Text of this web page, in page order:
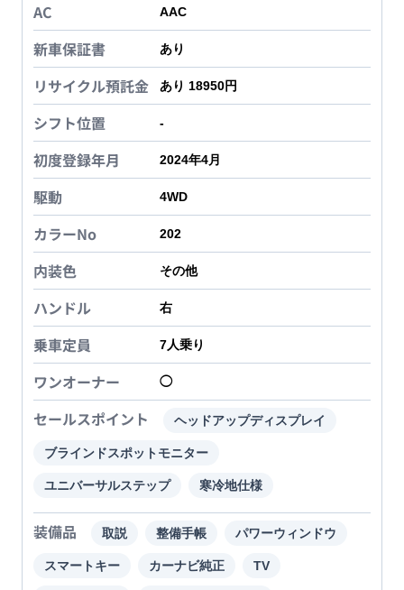
AC AAC
新車保証書 あり
リサイクル預託金 あり 18950円
シフト位置 -
初度登録年月 2024年4月
駆動 4WD
カラーNo 202
内装色 その他
ハンドル 右
乗車定員 7人乗り
ワンオーナー ◯
セールスポイント ヘッドアップディスプレイ
ブラインドスポットモニター
ユニバーサルステップ 寒冷地仕様
装備品 取説 整備手帳 パワーウィンドウ
スマートキー カーナビ純正 TV